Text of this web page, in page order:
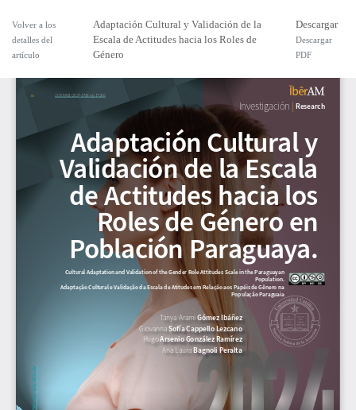
Volver a los
detalles del
artículo
Adaptación Cultural y Validación de la
Escala de Actitudes hacia los Roles de
Género
Descargar
Descargar
PDF